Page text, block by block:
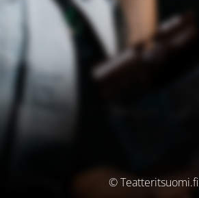
© Teatteritsuomi.fi